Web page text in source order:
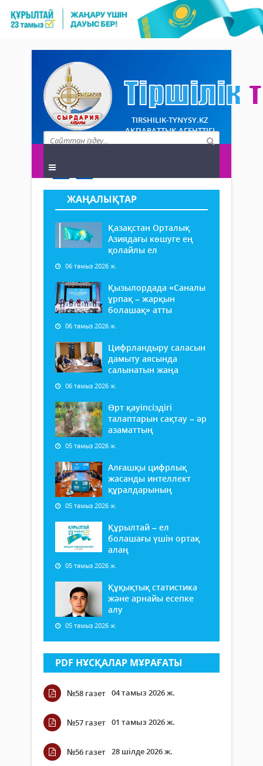
TIRSHILIK-TYNYSY.KZ
АҚПАРАТТЫҚ АГЕНТТІГІ
ЖАҢАЛЫҚТАР
Қазақстан Орталық
Азиядағы көшуге ең
қолайлы ел
06 тамыз 2026 ж.
Қызылордада «Саналы
ұрпақ – жарқын
болашақ» атты
06 тамыз 2026 ж.
Цифрландыру саласын
дамыту аясында
салынатын жаңа
06 тамыз 2026 ж.
Өрт қауіпсіздігі
талаптарын сақтау – әр
азаматтың
05 тамыз 2026 ж.
Алғашқы цифрлық
жасанды интеллект
құралдарының
05 тамыз 2026 ж.
Құрылтай – ел
болашағы үшін ортақ
алаң
05 тамыз 2026 ж.
Құқықтық статистика
және арнайы есепке
алу
05 тамыз 2026 ж.
PDF НҰСҚАЛАР МҰРАҒАТЫ
№58 газет 04 тамыз 2026 ж.
№57 газет 01 тамыз 2026 ж.
№56 газет 28 шілде 2026 ж.